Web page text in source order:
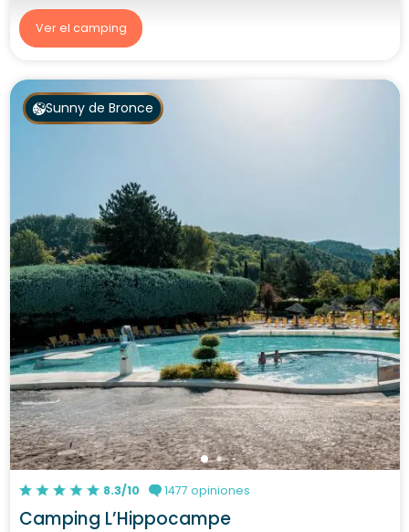
Ver el camping
Sunny de Bronce
8.3/10 1477 opiniones
Camping L’Hippocampe